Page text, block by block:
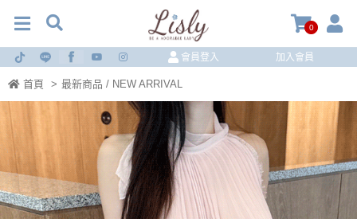
0
會員登入 加入會員
首頁 > 最新商品 / NEW ARRIVAL